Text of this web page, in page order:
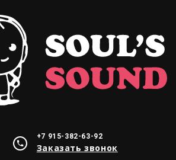
+7 915-382-63-92
Заказать звонок